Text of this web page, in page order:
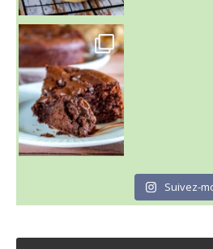
~ GÂTEAU FONDANT CHOCO NOISETTE ~
C'est lundi
Suivez-